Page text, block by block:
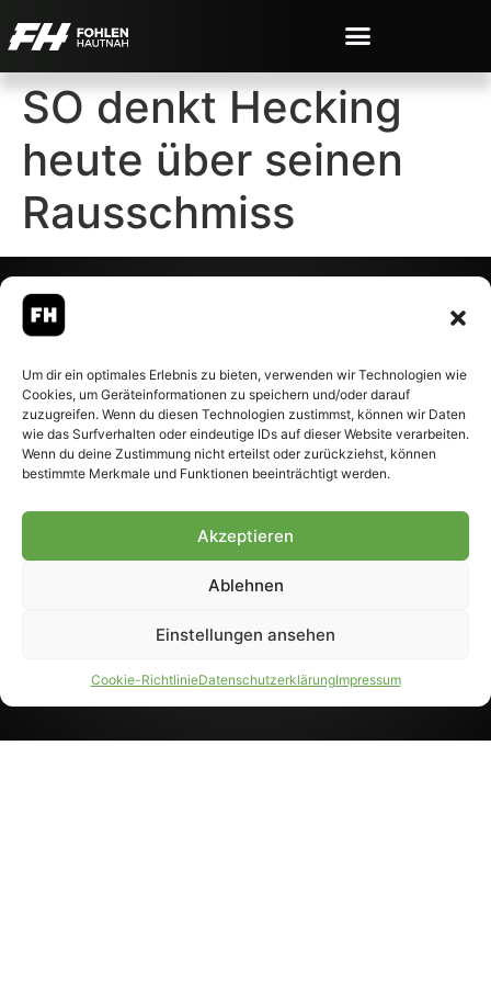
Um dir ein optimales Erlebnis zu bieten, verwenden wir Technologien wie
Cookies, um Geräteinformationen zu speichern und/oder darauf
zuzugreifen. Wenn du diesen Technologien zustimmst, können wir Daten
wie das Surfverhalten oder eindeutige IDs auf dieser Website verarbeiten.
Wenn du deine Zustimmung nicht erteilst oder zurückziehst, können
bestimmte Merkmale und Funktionen beeinträchtigt werden.
Akzeptieren
Ablehnen
Einstellungen ansehen
Cookie-RichtlinieDatenschutzerklärungImpressum
SO denkt Hecking
heute über seinen
Rausschmiss
– Alle rechte vorbehalten.
Fohlen-Hautnah.de ist ein
offiziell eingetragenes Magazin
bei der Deutschen
Nationalbibliothek (ISSN 1868-
Weiterverarbeitung, auch
Genehmigung.
PARTNER WERDEN
AGB